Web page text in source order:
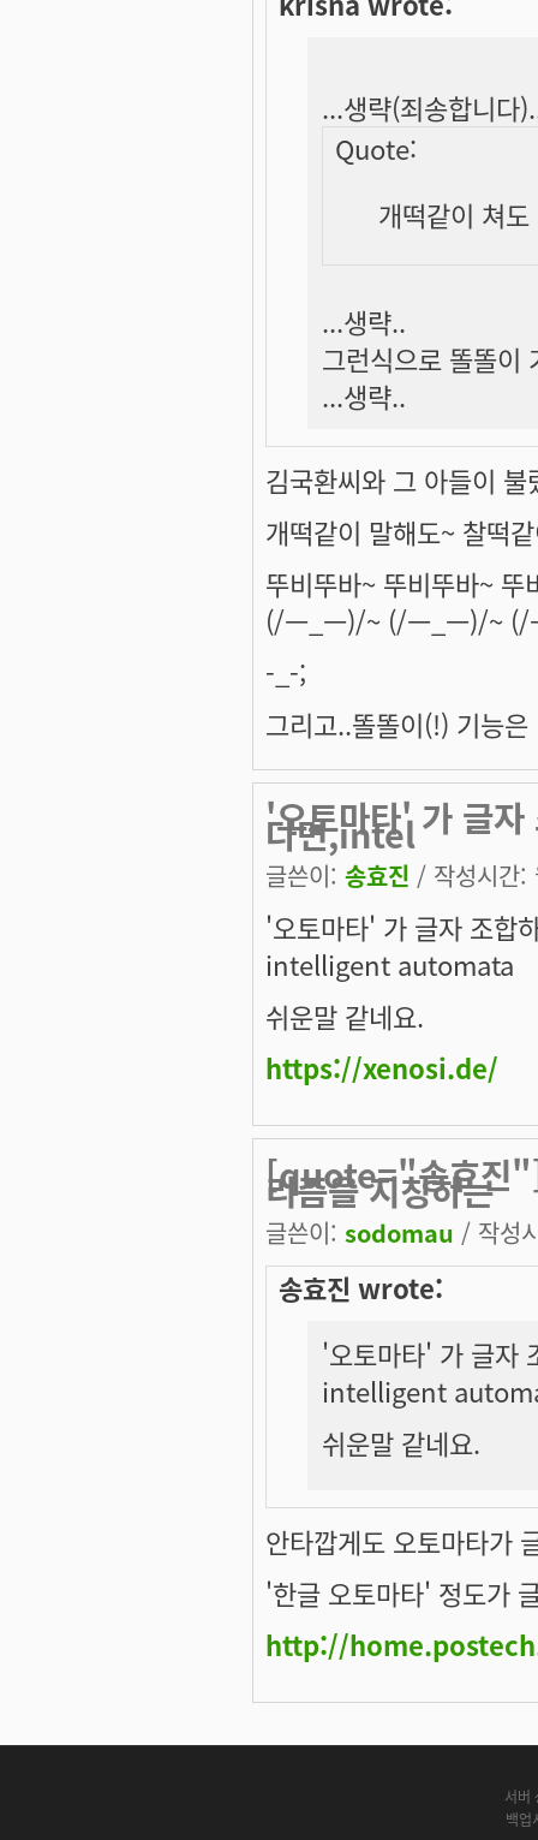
...생략(죄송합니다
Quote:
개떡같이 쳐
...생략..
그런식으로 똘똘이
...생략..
김국환씨와 그 아들이
개떡같이 말해도~ 찰떡
뚜비뚜바~ 뚜비뚜바~
(/ㅡ_ㅡ)/~ (/ㅡ_ㅡ)/~
-_-;
그리고..똘똘이(!) 기능
'오토마타' 가 글자
다면,intel
글쓴이: 송효진 / 작성시간
'오토마타' 가 글자 조합
intelligent automata
쉬운말 같네요.
https://xenosi.de/
[quote="송효진
리즘을 지칭하는
글쓴이: sodomau / 작성
송효진 wrote:
'오토마타' 가 글자
intelligent
쉬운말 같네요.
안타깝게도 오토마타가
'한글 오토마타' 정도가
http://
서버
백업